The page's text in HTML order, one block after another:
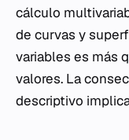
cálculo
de curvas y
variables es más
valores. La
descriptivo